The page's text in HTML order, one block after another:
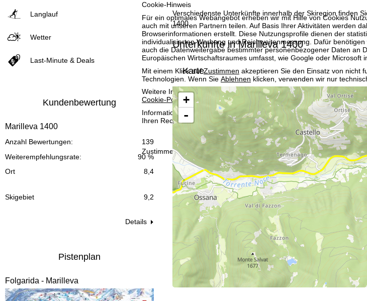
Cookie-Hinweis
Für ein optimales Webangebot erheben wir mit Hilfe von Cookies
auch mit unseren Partnern teilen. Auf Basis Ihrer Aktivitäten werden
Browserinformationen erstellt. Diese Nutzungsprofile dienen der
individualisierten Werbung und Reichweitenmessung. Dafür
auch die Datenweitergabe bestimmter personenbezogener Daten an
Europäischen Wirtschaftsraumes umfasst, wie Google oder Microsoft
Mit einem Klick aufZustimmen akzeptieren Sie den Einsatz von nicht
Technologien. Wenn Sie Ablehnen klicken, verwenden wir nur
Weitere Informationen zur Cookienutzung und die Möglichkeit zur
Cookie-Policy.
Informationen zum Verantwortlichen finden Sie in unseremImpressum
Ihren Rechten finden Sie in unsererDatenschutzerklärung.
Zustimmen
Langlauf
Wetter
Last-Minute & Deals
Kundenbewertung
Marilleva 1400
139
Anzahl Bewertungen:
90 %
Weiterempfehlungsrate:
Ort
8,4
Skigebiet 9,2
Details
Pistenplan
Folgarida - Marilleva
s
e
i
t
e
Verschiedenste Unterkünfte innerhalb der Skiregion finden
1400.
Unterkünfte in Marilleva 1400
Karte
+
-